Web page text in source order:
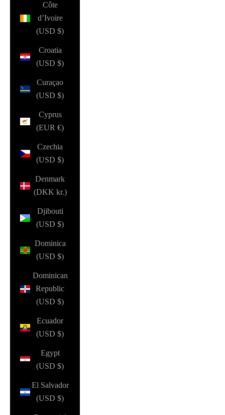
Côte
d’Ivoire
(USD $)
Croatia
(USD $)
Curaçao
(USD $)
Cyprus
(EUR €)
Czechia
(USD $)
Denmark
(DKK kr.)
Djibouti
(USD $)
Dominica
(USD $)
Dominican
Republic
(USD $)
Ecuador
(USD $)
Egypt
(USD $)
El Salvador
(USD $)